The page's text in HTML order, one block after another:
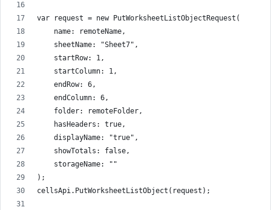
var request = new PutWorksheetListObjectRequest(
    name: remoteName,
    sheetName: "Sheet7",
    startRow: 1,
    startColumn: 1,
    endRow: 6,
    endColumn: 6,
    folder: remoteFolder,
    hasHeaders: true,
    displayName: "true",
    showTotals: false,
    storageName: ""
);
cellsApi.PutWorksheetListObject(request);